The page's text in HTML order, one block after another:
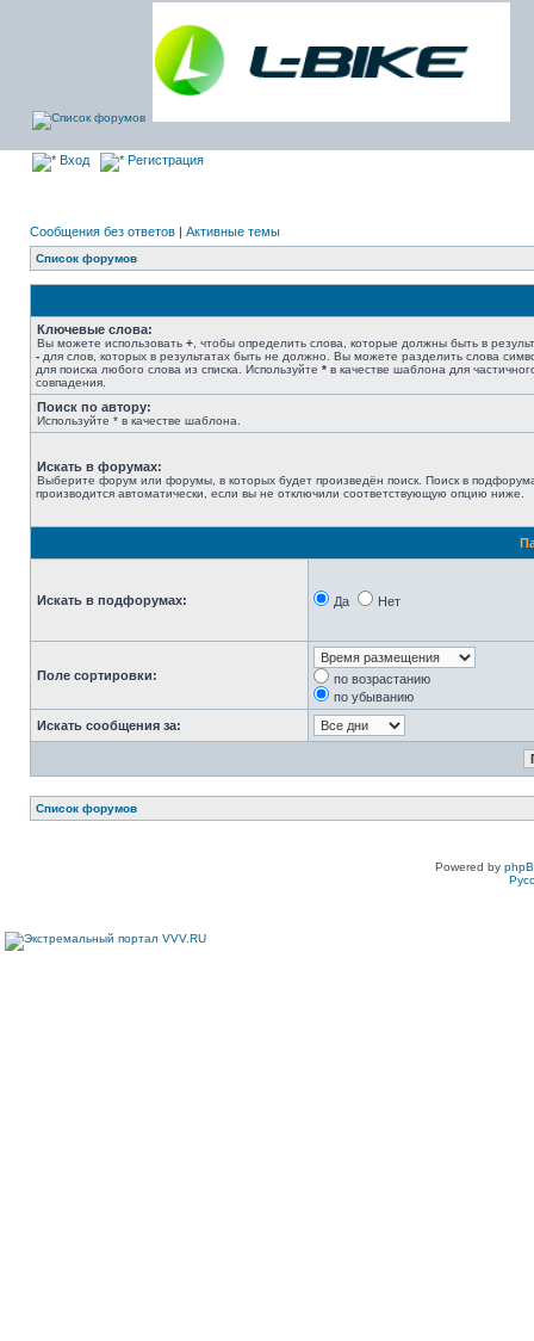
Вход Регистрация
Сообщения без ответов | Активные темы
Список форумов
Ключевые слова:
Вы можете использовать + , чтобы определить слова, которые должны быть в
- для слов, которых в результатах быть не должно. Вы можете разделить слова
для поиска любого слова из списка. Используйте * в качестве шаблона для
совпадения.
Поиск по автору:
Используйте * в качестве шаблона.
Искать в форумах:
Выберите форум или форумы, в которых будет произведён поиск. Поиск в
производится автоматически, если вы не отключили соответствующую опцию ниже.
Искать в подфорумах: Да Нет
Поле сортировки:
по возрастанию
по убыванию
Искать сообщения за:
Список форумов
Powered by